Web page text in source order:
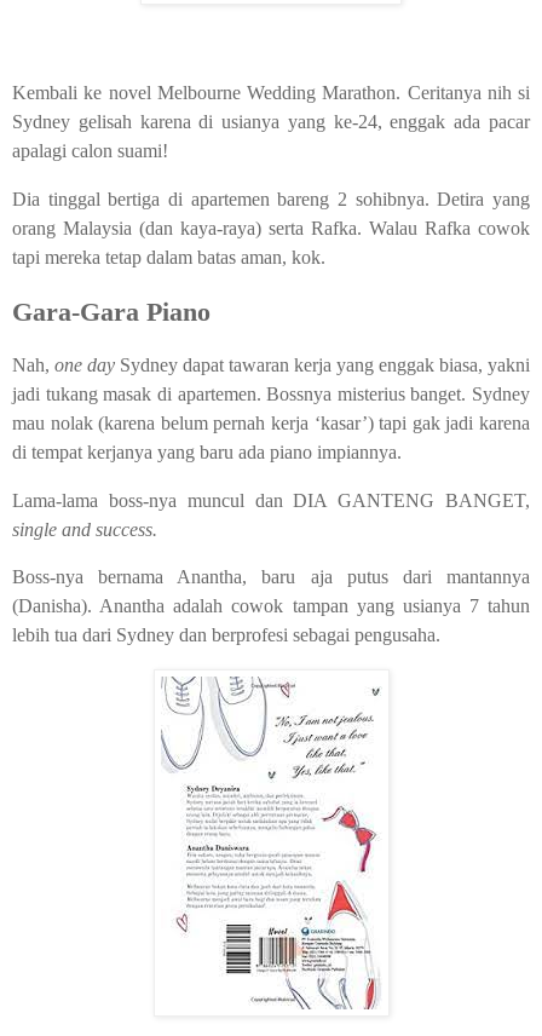
Kembali ke novel Melbourne Wedding Marathon. Ceritanya nih si
Sydney gelisah karena di usianya yang ke-24, enggak ada pacar
apalagi calon suami!
Dia tinggal bertiga di apartemen bareng 2 sohibnya. Detira yang
orang Malaysia (dan kaya-raya) serta Rafka. Walau Rafka cowok
tapi mereka tetap dalam batas aman, kok.
Gara-Gara Piano
Nah, one day Sydney dapat tawaran kerja yang enggak biasa, yakni
jadi tukang masak di apartemen. Bossnya misterius banget. Sydney
mau nolak (karena belum pernah kerja ‘kasar’) tapi gak jadi karena
di tempat kerjanya yang baru ada piano impiannya.
Lama-lama boss-nya muncul dan DIA GANTENG BANGET,
single and success.
Boss-nya bernama Anantha, baru aja putus dari mantannya
(Danisha). Anantha adalah cowok tampan yang usianya 7 tahun
lebih tua dari Sydney dan berprofesi sebagai pengusaha.